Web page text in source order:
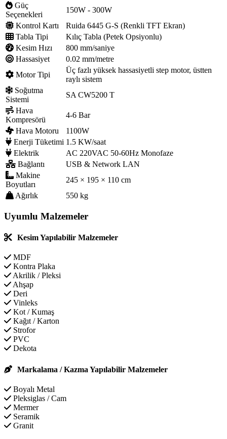
Güç
Seçenekleri
150W - 300W
Kontrol Kartı
Ruida 6445 G-S (Renkli TFT Ekran)
Tabla Tipi
Kılıç Tabla (Petek Opsiyonlu)
Kesim Hızı
800 mm/saniye
Hassasiyet
0.02 mm/metre
Motor Tipi
Üç fazlı yüksek hassasiyetli step motor, üstten
raylı sistem
Soğutma
Sistemi
SA CW5200 T
Hava
Kompresörü
4-6 Bar
Hava Motoru
1100W
Enerji Tüketimi 1.5 KW/saat
Elektrik
AC 220VAC 50-60Hz Monofaze
Bağlantı
USB & Network LAN
Makine
Boyutları
245 × 195 × 110 cm
Ağırlık
550 kg
Uyumlu Malzemeler
Kesim Yapılabilir Malzemeler
MDF
Kontra Plaka
Akrilik / Pleksi
Ahşap
Deri
Vinleks
Kot / Kumaş
Kağıt / Karton
Strofor
PVC
Dekota
Markalama / Kazma Yapılabilir Malzemeler
Boyalı Metal
Pleksiglas / Cam
Mermer
Seramik
Granit